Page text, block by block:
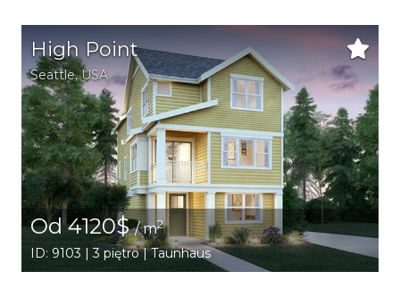
High Point
Seattle,USA
Od 4120$/ m2
ID: 9103 | 3 piętro | Taunhaus